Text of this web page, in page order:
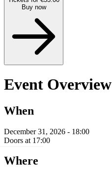
Buy now
Event Overview
When
December 31, 2026 - 18:00
Doors at 17:00
Where